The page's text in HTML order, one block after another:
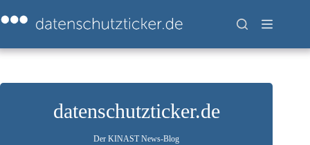
Inhalt
springen
datenschutzticker.de
Der KINAST News-Blog